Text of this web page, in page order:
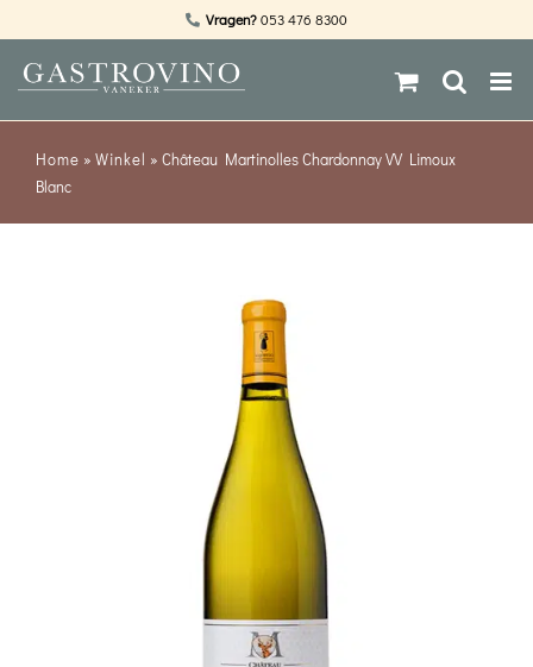
inhoud
Vragen?053 476 8300
Home » Winkel » Château Martinolles Chardonnay VV Limoux
Blanc